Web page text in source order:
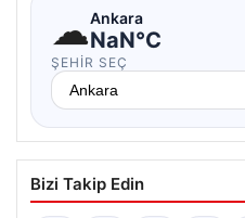
☁Ankara
NaN°C
ŞEHIR SEÇ
Bizi Takip Edin